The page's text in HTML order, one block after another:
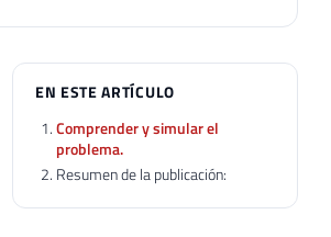
EN ESTE ARTÍCULO
Comprender y simular el
problema.
Resumen de la publicación: